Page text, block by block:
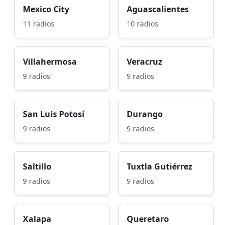
Mexico City
11 radios
Aguascalientes
10 radios
Villahermosa
9 radios
Veracruz
9 radios
San Luis Potosí
9 radios
Durango
9 radios
Saltillo
9 radios
Tuxtla Gutiérrez
9 radios
Xalapa Queretaro